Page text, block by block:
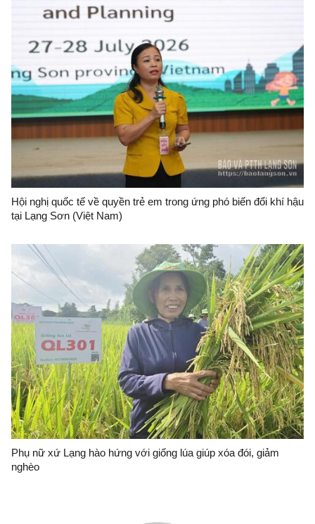
Hội nghị quốc tế về quyền trẻ em trong ứng phó biến đổi khí hậu
tại Lạng Sơn (Việt Nam)
Phụ nữ xứ Lạng hào hứng với giống lúa giúp xóa đói, giảm
nghèo